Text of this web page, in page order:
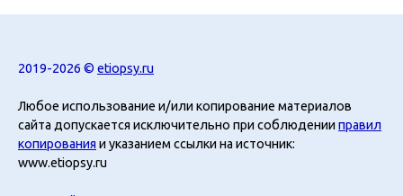
2019-2026 © etiopsy.ru
Любое использование и/или копирование материалов
сайта допускается исключительно при соблюденииправил
копирования и указанием ссылки на источник:
www.etiopsy.ru